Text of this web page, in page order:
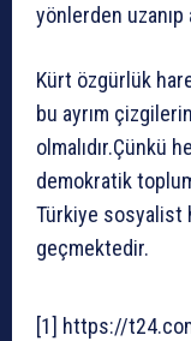
yönlerden uzanıp
Kürt özgürlük
bu ayrım
olmalıdır.Çünkü
demokratik
Türkiye sosyalist
geçmektedir.
[1] https://